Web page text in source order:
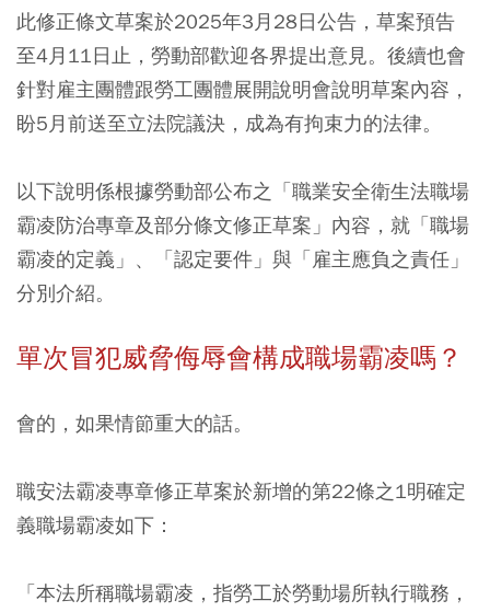
此修正條文草案於2025年3月28日公告，草案預告
至4月11日止，勞動部歡迎各界提出意見。後續也會
針對雇主團體跟勞工團體展開說明會說明草案內容，
盼5月前送至立法院議決，成為有拘束力的法律。
以下說明係根據勞動部公布之「職業安全衛生法職場
霸凌防治專章及部分條文修正草案」內容，就「職場
霸凌的定義」、「認定要件」與「雇主應負之責任」
分別介紹。
單次冒犯威脅侮辱會構成職場霸凌嗎？
會的，如果情節重大的話。
職安法霸凌專章修正草案於新增的第22條之1明確定
義職場霸凌如下：
「本法所稱職場霸凌，指勞工於勞動場所執行職務，